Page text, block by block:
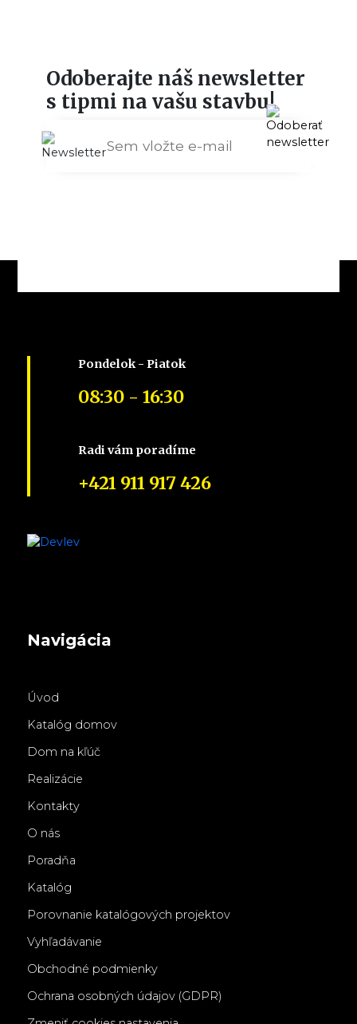
Odoberajte náš newsletter
s tipmi na vašu stavbu!
Pondelok - Piatok
08:30 - 16:30
Radi vám poradíme
+421 911 917 426
Navigácia
Úvod
Katalóg domov
Dom na kľúč
Realizácie
Kontakty
O nás
Poradňa
Katalóg
Porovnanie katalógových projektov
Vyhľadávanie
Obchodné podmienky
Ochrana osobných údajov (GDPR)